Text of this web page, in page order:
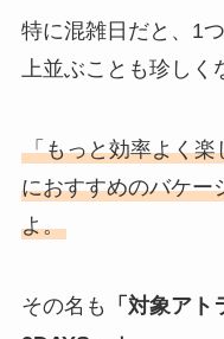
特に混雑日だと、1
上並ぶことも珍しく
「もっと効率よく楽
におすすめのバケー
よ。
その名も
「対象ア